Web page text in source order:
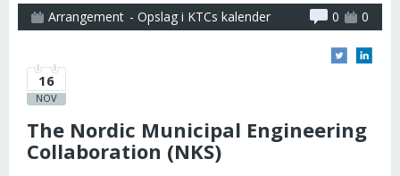
Arrangement - Opslag i KTCs kalender 0
0
16
NOV
The Nordic Municipal Engineering
Collaboration (NKS)